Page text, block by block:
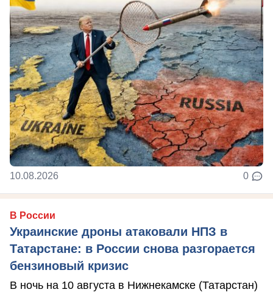
10.08.2026 0
В России
Украинские дроны атаковали НПЗ в
Татарстане: в России снова разгорается
бензиновый кризис
В ночь на 10 августа в Нижнекамске (Татарстан)